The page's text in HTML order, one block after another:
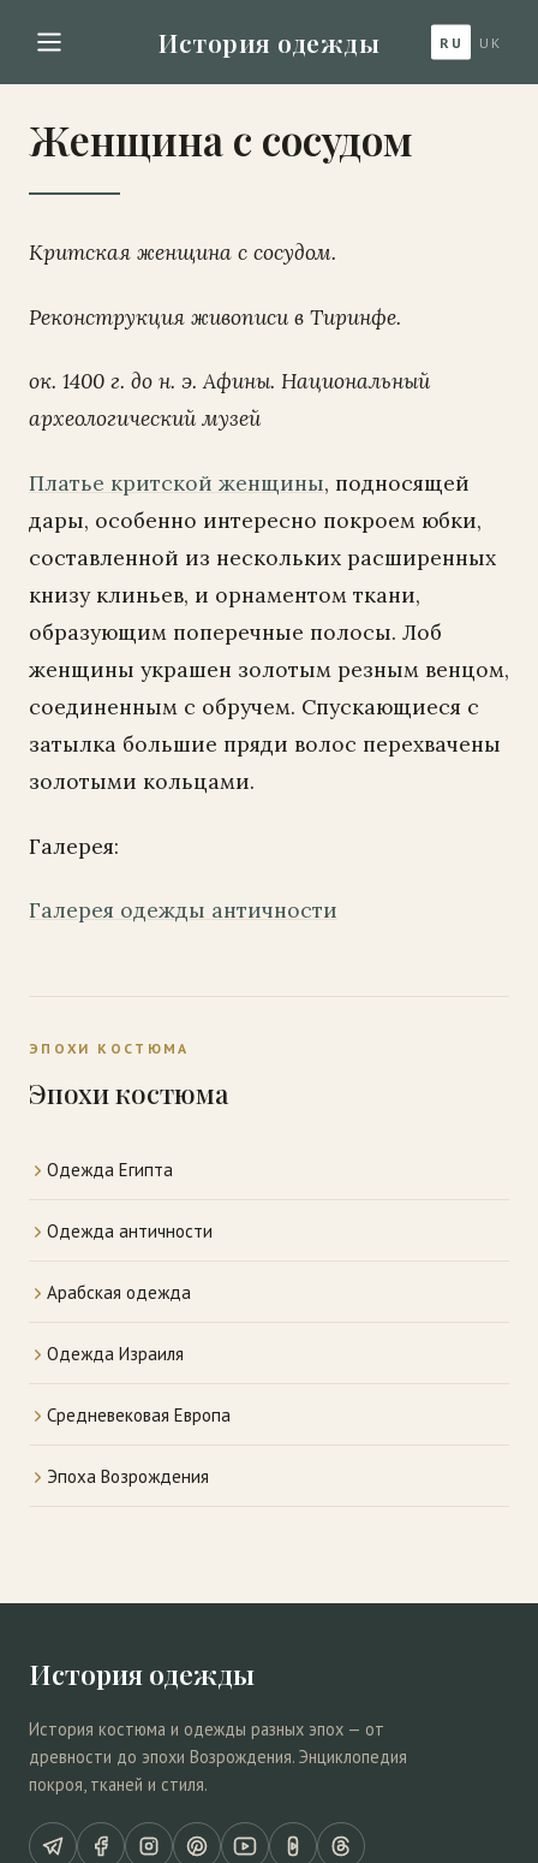
История одежды RU UK
Женщина с сосудом
Критская женщина с сосудом.
Реконструкция живописи в Тиринфе.
ок. 1400 г. до н. э. Афины. Национальный
археологический музей
Платье критской женщины, подносящей
дары, особенно интересно покроем юбки,
составленной из нескольких расширенных
книзу клиньев, и орнаментом ткани,
образующим поперечные полосы. Лоб
женщины украшен золотым резным венцом,
соединенным с обручем. Спускающиеся с
затылка большие пряди волос перехвачены
золотыми кольцами.
Галерея:
Галерея одежды античности
ЭПОХИ КОСТЮМА
Эпохи костюма
Одежда Египта
Одежда античности
Арабская одежда
Одежда Израиля
Средневековая Европа
Эпоха Возрождения
История одежды
История костюма и одежды разных эпох — от
древности до эпохи Возрождения. Энциклопедия
покроя, тканей и стиля.